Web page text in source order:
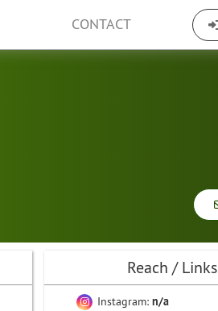
CONTACT
Reach / Links
Instagram:n/a